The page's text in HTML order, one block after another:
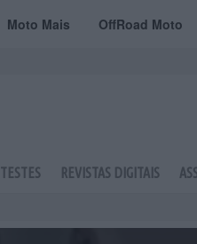
Moto Mais OffRoad Moto
TESTES REVISTAS DIGITAIS